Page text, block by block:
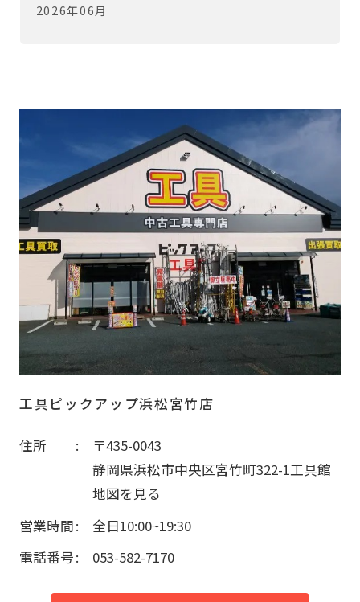
2026年06月
工具ピックアップ浜松宮竹店
住所
〒435-0043
静岡県浜松市中央区宮竹町322-1工具館
地図を見る
営業時間
全日10:00~19:30
電話番号
053-582-7170